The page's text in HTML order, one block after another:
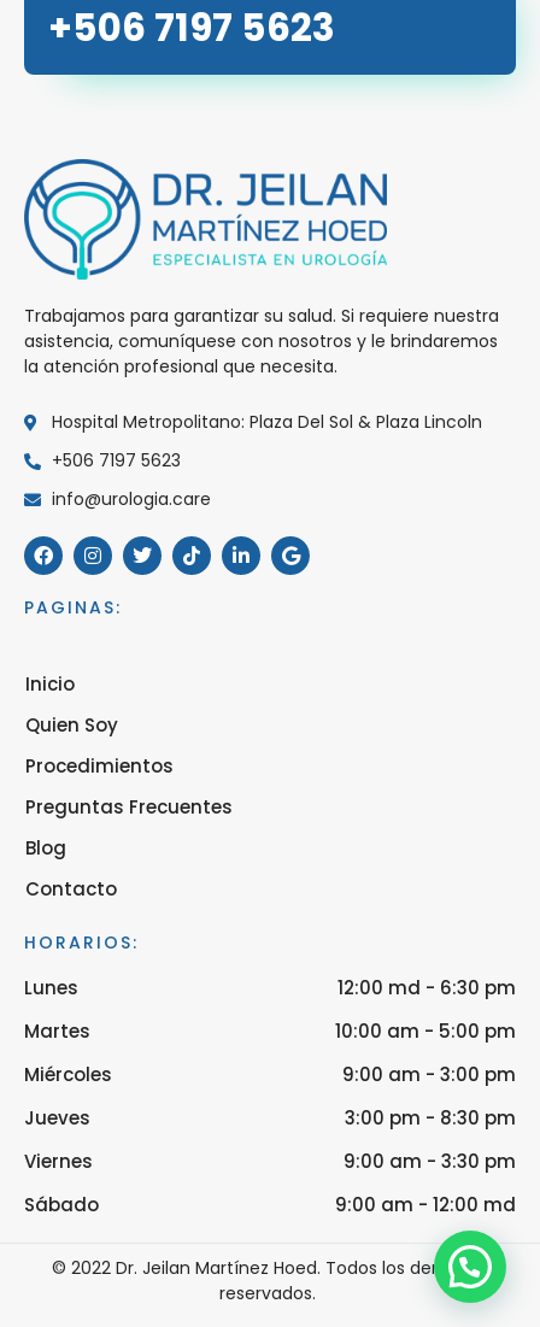
+506 7197 5623
Trabajamos para garantizar su salud. Si requiere nuestra
asistencia, comuníquese con nosotros y le brindaremos
la atención profesional que necesita.
Hospital Metropolitano: Plaza Del Sol & Plaza Lincoln
+506 7197 5623
info@urologia.care
PAGINAS:
Inicio
Quien Soy
Procedimientos
Preguntas Frecuentes
Blog
Contacto
HORARIOS:
Lunes
12:00 md - 6:30 pm
Martes
10:00 am - 5:00 pm
Miércoles
9:00 am - 3:00 pm
Jueves
3:00 pm - 8:30 pm
Viernes
9:00 am - 3:30 pm
Sábado
9:00 am - 12:00 md
© 2022 Dr. Jeilan Martínez Hoed. Todos los derechos
reservados.